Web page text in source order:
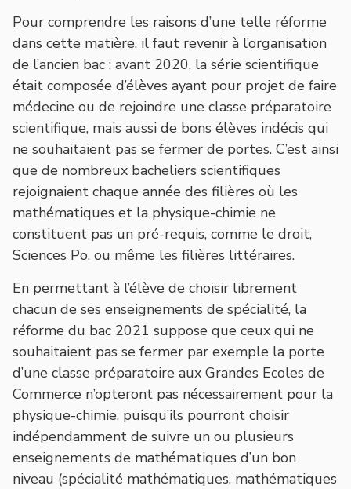
Pour comprendre les raisons d’une telle réforme
dans cette matière, il faut revenir à l’organisation
de l’ancien bac : avant 2020, la série scientifique
était composée d’élèves ayant pour projet de faire
médecine ou de rejoindre une classe préparatoire
scientifique, mais aussi de bons élèves indécis qui
ne souhaitaient pas se fermer de portes. C’est ainsi
que de nombreux bacheliers scientifiques
rejoignaient chaque année des filières où les
mathématiques et la physique-chimie ne
constituent pas un pré-requis, comme le droit,
Sciences Po, ou même les filières littéraires.
En permettant à l’élève de choisir librement
chacun de ses enseignements de spécialité, la
réforme du bac 2021 suppose que ceux qui ne
souhaitaient pas se fermer par exemple la porte
d’une classe préparatoire aux Grandes Ecoles de
Commerce n’opteront pas nécessairement pour la
physique-chimie, puisqu’ils pourront choisir
indépendamment de suivre un ou plusieurs
enseignements de mathématiques d’un bon
niveau (spécialité mathématiques, mathématiques